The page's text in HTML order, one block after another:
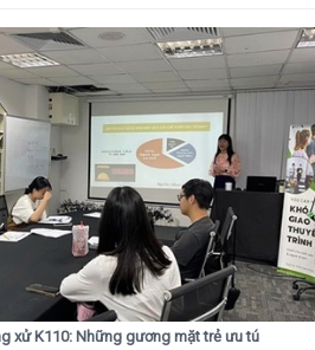
xử K110: Những gương mặt trẻ ưu tú